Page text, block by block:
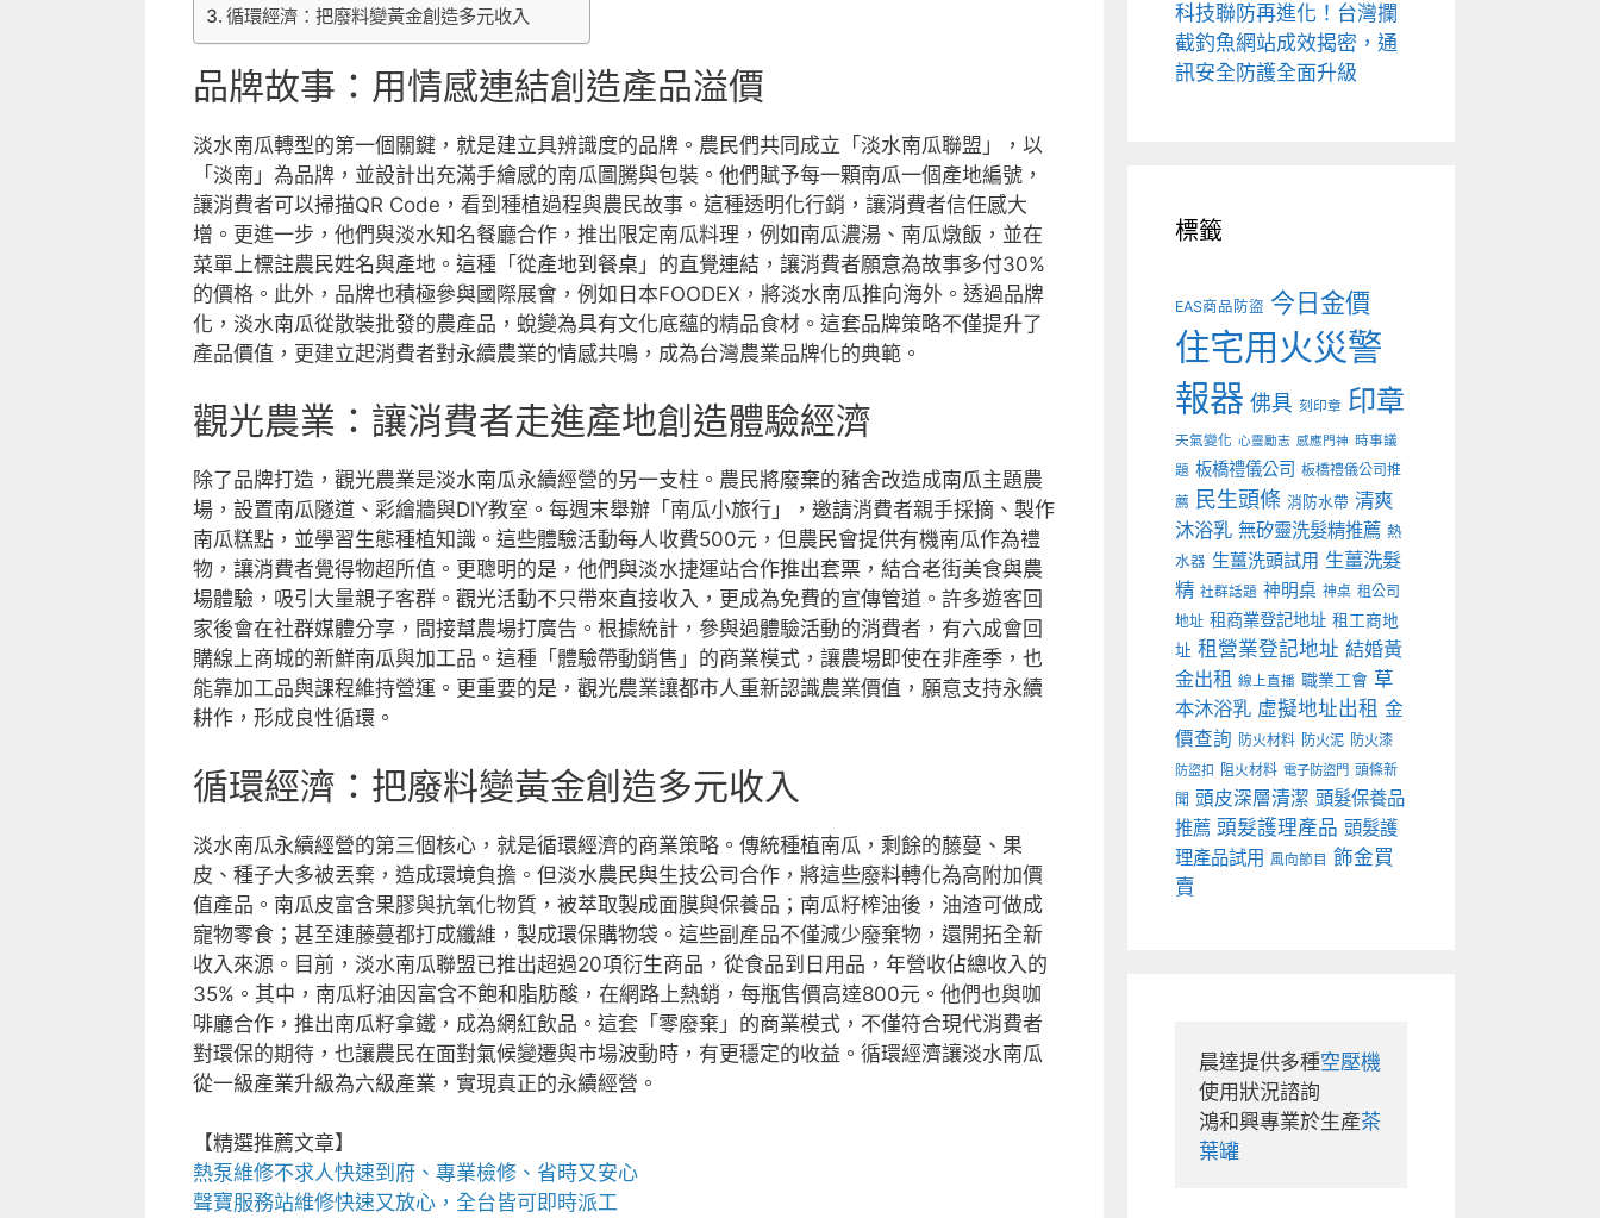
循環經濟：把廢料變黃金創造多元收入
品牌故事：用情感連結創造產品溢價
淡水南瓜轉型的第一個關鍵，就是建立具辨識度的品牌。農民們共同成立「淡水南瓜聯盟」，以
「淡南」為品牌，並設計出充滿手繪感的南瓜圖騰與包裝。他們賦予每一顆南瓜一個產地編號，
讓消費者可以掃描QR Code，看到種植過程與農民故事。這種透明化行銷，讓消費者信任感大
增。更進一步，他們與淡水知名餐廳合作，推出限定南瓜料理，例如南瓜濃湯、南瓜燉飯，並在
菜單上標註農民姓名與產地。這種「從產地到餐桌」的直覺連結，讓消費者願意為故事多付30%
的價格。此外，品牌也積極參與國際展會，例如日本FOODEX，將淡水南瓜推向海外。透過品牌
化，淡水南瓜從散裝批發的農產品，蛻變為具有文化底蘊的精品食材。這套品牌策略不僅提升了
產品價值，更建立起消費者對永續農業的情感共鳴，成為台灣農業品牌化的典範。
觀光農業：讓消費者走進產地創造體驗經濟
除了品牌打造，觀光農業是淡水南瓜永續經營的另一支柱。農民將廢棄的豬舍改造成南瓜主題農
場，設置南瓜隧道、彩繪牆與DIY教室。每週末舉辦「南瓜小旅行」，邀請消費者親手採摘、製作
南瓜糕點，並學習生態種植知識。這些體驗活動每人收費500元，但農民會提供有機南瓜作為禮
物，讓消費者覺得物超所值。更聰明的是，他們與淡水捷運站合作推出套票，結合老街美食與農
場體驗，吸引大量親子客群。觀光活動不只帶來直接收入，更成為免費的宣傳管道。許多遊客回
家後會在社群媒體分享，間接幫農場打廣告。根據統計，參與過體驗活動的消費者，有六成會回
購線上商城的新鮮南瓜與加工品。這種「體驗帶動銷售」的商業模式，讓農場即使在非產季，也
能靠加工品與課程維持營運。更重要的是，觀光農業讓都市人重新認識農業價值，願意支持永續
耕作，形成良性循環。
循環經濟：把廢料變黃金創造多元收入
淡水南瓜永續經營的第三個核心，就是循環經濟的商業策略。傳統種植南瓜，剩餘的藤蔓、果
皮、種子大多被丟棄，造成環境負擔。但淡水農民與生技公司合作，將這些廢料轉化為高附加價
值產品。南瓜皮富含果膠與抗氧化物質，被萃取製成面膜與保養品；南瓜籽榨油後，油渣可做成
寵物零食；甚至連藤蔓都打成纖維，製成環保購物袋。這些副產品不僅減少廢棄物，還開拓全新
收入來源。目前，淡水南瓜聯盟已推出超過20項衍生商品，從食品到日用品，年營收佔總收入的
35%。其中，南瓜籽油因富含不飽和脂肪酸，在網路上熱銷，每瓶售價高達800元。他們也與咖
啡廳合作，推出南瓜籽拿鐵，成為網紅飲品。這套「零廢棄」的商業模式，不僅符合現代消費者
對環保的期待，也讓農民在面對氣候變遷與市場波動時，有更穩定的收益。循環經濟讓淡水南瓜
從一級產業升級為六級產業，實現真正的永續經營。
【精選推薦文章】
熱泵維修不求人快速到府、專業檢修、省時又安心
聲寶服務站維修快速又放心，全台皆可即時派工
科技聯防再進化！台灣攔
截釣魚網站成效揭密，通
訊安全防護全面升級
標籤
EAS商品防盜 今日金價
住宅用火災警
報器 佛具 刻印章 印章
天氣變化 心靈勵志 感應門神 時事議
題 板橋禮儀公司 板橋禮儀公司推
薦 民生頭條 消防水帶 清爽
沐浴乳 無矽靈洗髮精推薦 熱
水器 生薑洗頭試用 生薑洗髮
精 社群話題 神明桌 神桌 租公司
地址 租商業登記地址 租工商地
址 租營業登記地址 結婚黃
金出租 線上直播 職業工會 草
本沐浴乳 虛擬地址出租 金
價查詢 防火材料 防火泥 防火漆
防盜扣 阻火材料 電子防盜門 頭條新
聞 頭皮深層清潔 頭髮保養品
推薦 頭髮護理產品 頭髮護
理產品試用 風向節目 飾金買
賣
晨達提供多種空壓機
使用狀況諮詢
鴻和興專業於生產茶
葉罐